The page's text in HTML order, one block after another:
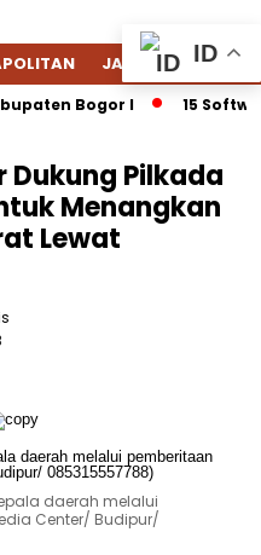
JAWA BARAT
Bogor I 15 Software
Dukung Pilkada
Menangkan
Lewat
daerah melalui
Center/ Budipur/
ID